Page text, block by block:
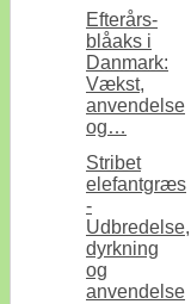
Efterårs-
blåaks i
Danmark:
Vækst,
anvendelse
og…
Stribet
elefantgræs
-
Udbredelse,
dyrkning
og
anvendelse